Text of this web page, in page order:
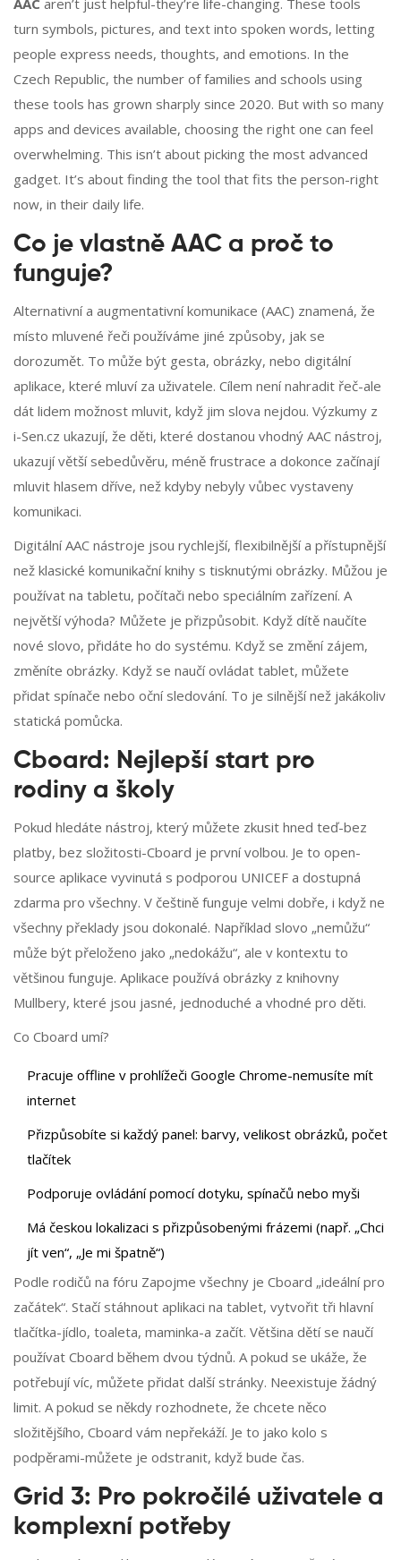
AAC aren’t just helpful-they’re life-changing. These tools
turn symbols, pictures, and text into spoken words, letting
people express needs, thoughts, and emotions. In the
Czech Republic, the number of families and schools using
these tools has grown sharply since 2020. But with so many
apps and devices available, choosing the right one can feel
overwhelming. This isn’t about picking the most advanced
gadget. It’s about finding the tool that fits the person-right
now, in their daily life.
Co je vlastně AAC a proč to
funguje?
Alternativní a augmentativní komunikace (AAC) znamená, že
místo mluvené řeči používáme jiné způsoby, jak se
dorozumět. To může být gesta, obrázky, nebo digitální
aplikace, které mluví za uživatele. Cílem není nahradit řeč-ale
dát lidem možnost mluvit, když jim slova nejdou. Výzkumy z
i-Sen.cz ukazují, že děti, které dostanou vhodný AAC nástroj,
ukazují větší sebedůvěru, méně frustrace a dokonce začínají
mluvit hlasem dříve, než kdyby nebyly vůbec vystaveny
komunikaci.
Digitální AAC nástroje jsou rychlejší, flexibilnější a přístupnější
než klasické komunikační knihy s tisknutými obrázky. Můžou je
používat na tabletu, počítači nebo speciálním zařízení. A
největší výhoda? Můžete je přizpůsobit. Když dítě naučíte
nové slovo, přidáte ho do systému. Když se změní zájem,
změníte obrázky. Když se naučí ovládat tablet, můžete
přidat spínače nebo oční sledování. To je silnější než jakákoliv
statická pomůcka.
Cboard: Nejlepší start pro
rodiny a školy
Pokud hledáte nástroj, který můžete zkusit hned teď-bez
platby, bez složitosti-Cboard je první volbou. Je to open-
source aplikace vyvinutá s podporou UNICEF a dostupná
zdarma pro všechny. V češtině funguje velmi dobře, i když ne
všechny překlady jsou dokonalé. Například slovo „nemůžu“
může být přeloženo jako „nedokážu“, ale v kontextu to
většinou funguje. Aplikace používá obrázky z knihovny
Mullbery, které jsou jasné, jednoduché a vhodné pro děti.
Co Cboard umí?
Pracuje offline v prohlížeči Google Chrome-nemusíte mít
internet
Přizpůsobíte si každý panel: barvy, velikost obrázků, počet
tlačítek
Podporuje ovládání pomocí dotyku, spínačů nebo myši
Má českou lokalizaci s přizpůsobenými frázemi (např. „Chci
jít ven“, „Je mi špatně“)
Podle rodičů na fóru Zapojme všechny je Cboard „ideální pro
začátek“. Stačí stáhnout aplikaci na tablet, vytvořit tři hlavní
tlačítka-jídlo, toaleta, maminka-a začít. Většina dětí se naučí
používat Cboard během dvou týdnů. A pokud se ukáže, že
potřebují víc, můžete přidat další stránky. Neexistuje žádný
limit. A pokud se někdy rozhodnete, že chcete něco
složitějšího, Cboard vám nepřekáží. Je to jako kolo s
podpěrami-můžete je odstranit, když bude čas.
Grid 3: Pro pokročilé uživatele a
komplexní potřeby